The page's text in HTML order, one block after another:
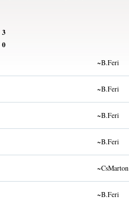
3
0
~B.Feri
~B.Feri
~B.Feri
~B.Feri
~CsMarton
~B.Feri